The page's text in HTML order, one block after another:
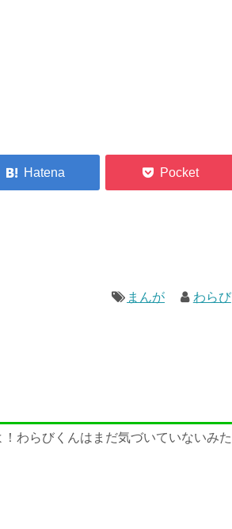
まんが わらび
わらびくんはまだ気づいていないみた